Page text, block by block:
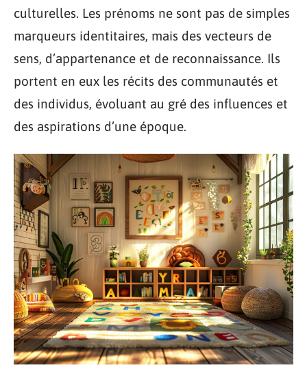
culturelles. Les prénoms ne sont pas de simples
marqueurs identitaires, mais des vecteurs de
sens, d’appartenance et de reconnaissance. Ils
portent en eux les récits des communautés et
des individus, évoluant au gré des influences et
des aspirations d’une époque.